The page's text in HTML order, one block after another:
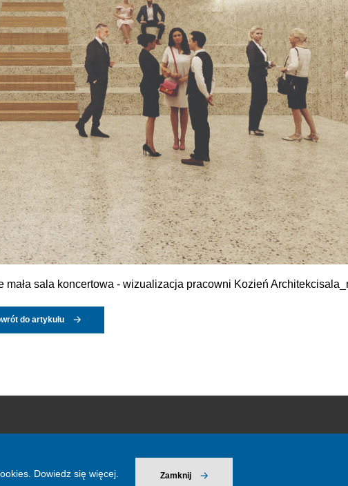
Dowiedz się więcej. Zamknij
sala koncertowa - wizualizacja pracowni Kozień
do artykułu